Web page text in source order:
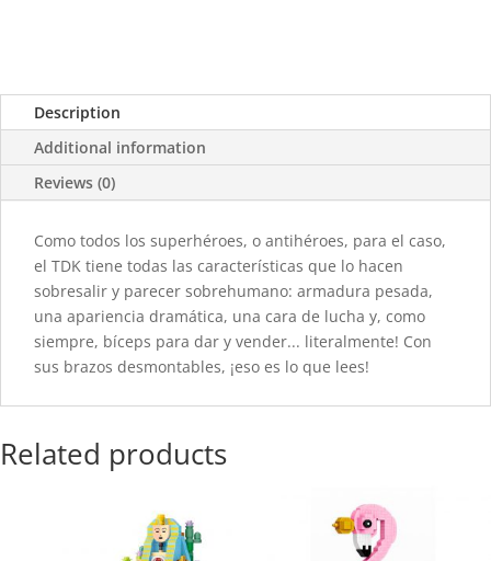
Description
Additional information
Reviews (0)
Como todos los superhéroes, o antihéroes, para el caso,
el TDK tiene todas las características que lo hacen
sobresalir y parecer sobrehumano: armadura pesada,
una apariencia dramática, una cara de lucha y, como
siempre, bíceps para dar y vender... literalmente! Con
sus brazos desmontables, ¡eso es lo que lees!
Related products